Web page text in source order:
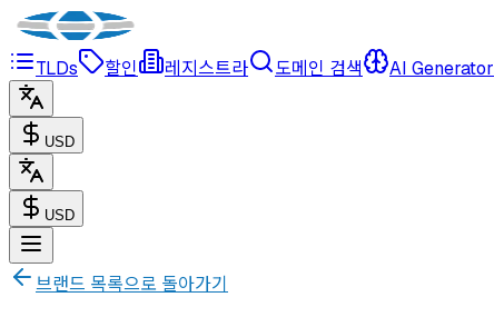
TLDs 할인 레지스트라 도메인 검색 AI Generator
USD
USD
브랜드 목록으로 돌아가기